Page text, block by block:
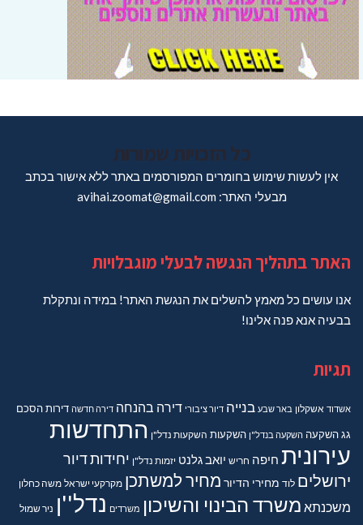
כל הזכויות שמורות
אין לעשות שימוש בחומרים המפורסמים באתר ללא אישור בכתב
מבעלי האתר: avihai.zoomat@gmail.com
האתר בתהליך הנגשה לבעלי מוגבלויות
אנו עושים כל מאמץ להשלים את הנגשת האתר! במידה ונתקלת
בבעיה אנא פנה אלינו!
תגיות
אשדוד אשקלון באר שבע בנייה דיור ציבורי דירה בהנחה דירה חדשה דירותהסכם
גגהשקעה השקעה בנדל"ן השקעות השקעות נדל"ן התחדשות
עירונית חיפה חריש יואב גלנט יזמות נדל"ן יחידות דיור
ירושלים לוד מחירי הדיור מחיר למשתכן מקרקעי ישראל משה כחלון
משכנתא משרד הבינוי והשיכון משרדים נדל''ן ניר שמול